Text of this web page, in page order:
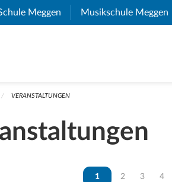
Meggen (External Link)
Musikschule Meggen
VERANSTALTUNGEN
Vous êtes sur la page
1 Vous êtes sur
2 Vous
3 4